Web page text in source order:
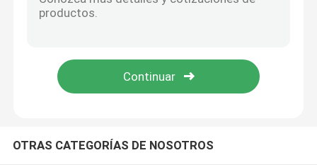
Accesorios de la infusión
OTRAS CATEGORÍAS DE NOSOTROS